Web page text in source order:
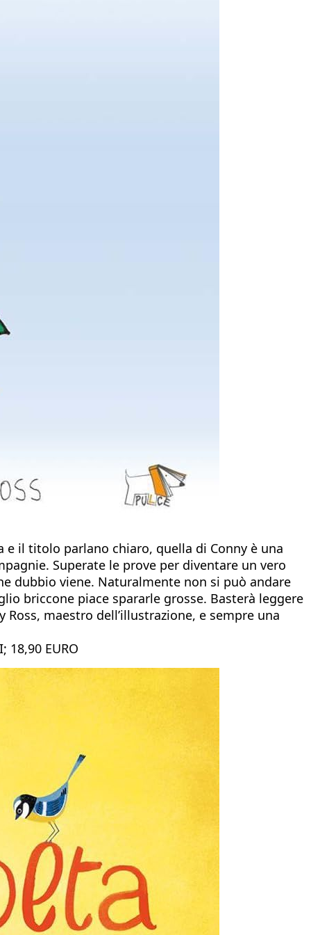
e il titolo parlano chiaro, quella di Conny è una
Superate le prove per diventare un vero
dubbio viene. Naturalmente non si può andare
briccone piace spararle grosse. Basterà leggere
maestro dell’illustrazione, e sempre una
18,90 EURO